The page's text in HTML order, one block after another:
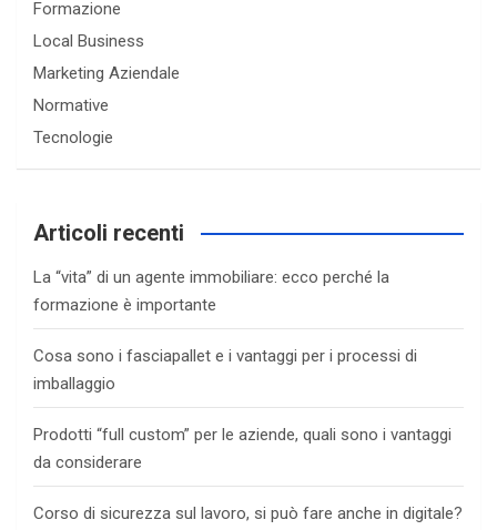
Formazione
Local Business
Marketing Aziendale
Normative
Tecnologie
Articoli recenti
La “vita” di un agente immobiliare: ecco perché la
formazione è importante
Cosa sono i fasciapallet e i vantaggi per i processi di
imballaggio
Prodotti “full custom” per le aziende, quali sono i vantaggi
da considerare
Corso di sicurezza sul lavoro, si può fare anche in digitale?